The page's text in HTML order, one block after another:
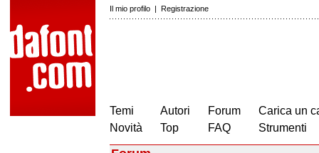
Il mio profilo | Registrazione
Temi
Novità
Autori
Top
Forum
FAQ
Carica un
Strumenti